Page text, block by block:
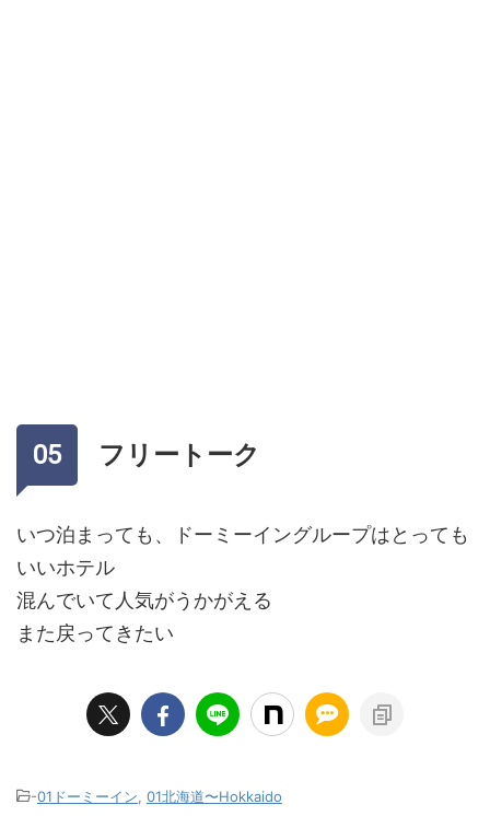
フリートーク
いつ泊まっても、ドーミーイングループはとっても
いいホテル
混んでいて人気がうかがえる
また戻ってきたい
-01ドーミーイン 01北海道〜Hokkaido